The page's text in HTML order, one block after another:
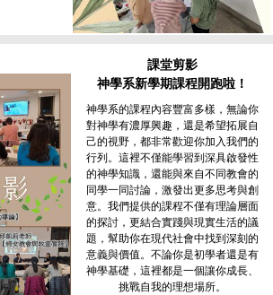
課堂剪影
神學系新學期課程開跑啦！
神學系的課程內容豐富多樣，無論你
對神學有濃厚興趣，還是希望拓展自
己的視野，都非常歡迎你加入我們的
行列。這裡不僅能學習到深具啟發性
的神學知識，還能與來自不同教會的
同學一同討論，激發出更多思考與創
意。我們提供的課程不僅有理論層面
的探討，更結合實踐與現實生活的議
題，幫助你在現代社會中找到深刻的
意義與價值。不論你是初學者還是有
神學基礎，這裡都是一個讓你成長、
挑戰自我的理想場所。